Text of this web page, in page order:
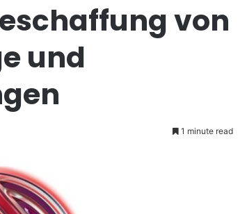
von
und
1 minute read